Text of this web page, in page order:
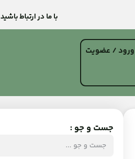
با ما در ارتباط باشید
ورود / عضویت
جست و جو :